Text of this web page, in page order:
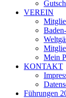
VEREIN
Mein
KONTAKT
Führungen